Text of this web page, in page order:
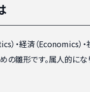
）・経済（Economics
の雛形です。属人的に